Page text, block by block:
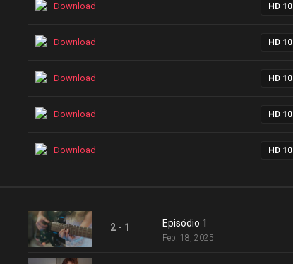
Download HD
Download HD
Download HD
Download HD
Download HD
2 - 1 Episódio 1
Feb. 18, 2025